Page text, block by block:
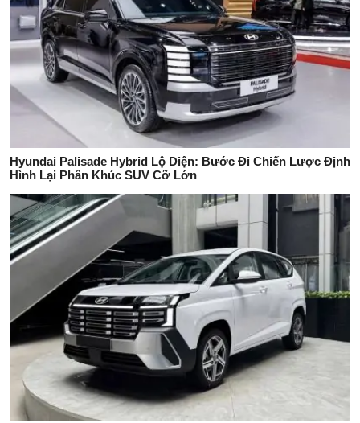
Hyundai Palisade Hybrid Lộ Diện: Bước Đi Chiến Lược Định
Hình Lại Phân Khúc SUV Cỡ Lớn